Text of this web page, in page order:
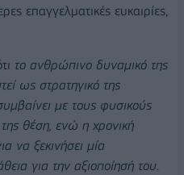
επαγγελματικές ευκαιρίες,
το ανθρώπινο δυναμικό της
ως στρατηγικό της
με τους φυσικούς
θέση, ενώ η χρονική
να ξεκινήσει μία
για την αξιοποίησή του.